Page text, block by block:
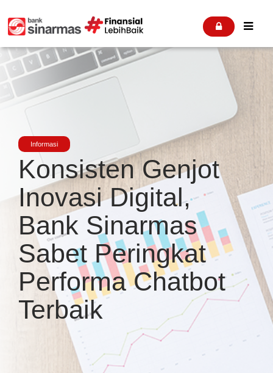
 
Informasi
Konsisten Genjot
Inovasi Digital,
Bank Sinarmas
Sabet Peringkat
Performa Chatbot
Terbaik